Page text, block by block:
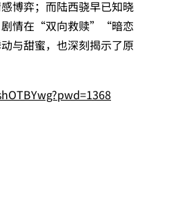
博弈；而陆西骁早已知晓
剧情在“双向救赎”“暗恋
与甜蜜，也深刻揭示了原